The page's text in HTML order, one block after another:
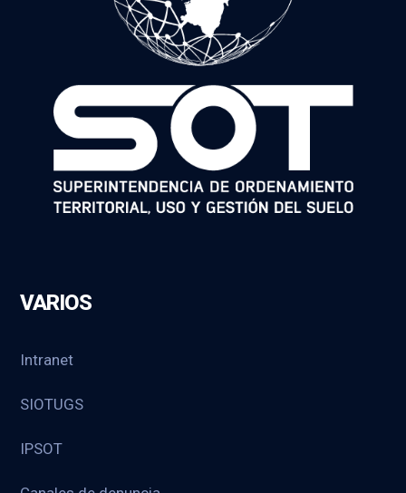
VARIOS
Intranet
SIOTUGS
IPSOT